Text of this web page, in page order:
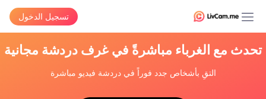
تسجيل الدخول
تحدث مع الغرباء مباشرةً في غرف دردشة مجانية
التقِ بأشخاص جدد فوراً في دردشة فيديو مباشرة